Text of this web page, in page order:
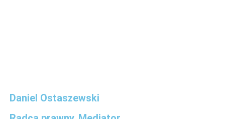
Daniel Ostaszewski